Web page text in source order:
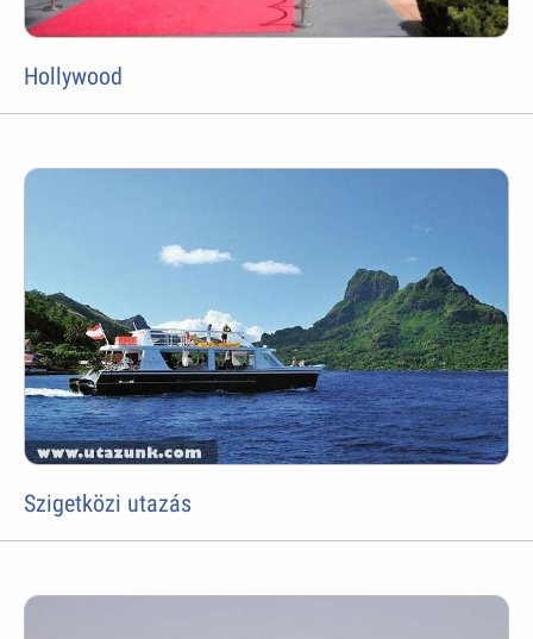
Hollywood
Szigetközi utazás